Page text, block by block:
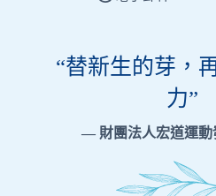
“替新生的芽，
力”
— 財團法人宏道運動